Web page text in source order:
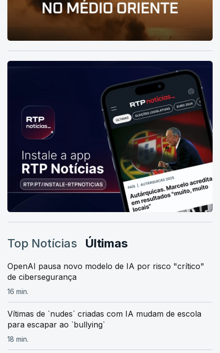
Top Notícias Últimas
OpenAI pausa novo modelo de IA por risco "crítico"
de cibersegurança
16 min.
Vítimas de `nudes` criadas com IA mudam de escola
para escapar ao `bullying`
18 min.